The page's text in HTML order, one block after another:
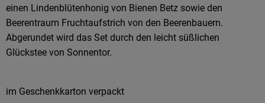
einen Lindenblütenhonig von Bienen Betz sowie den
Beerentraum Fruchtaufstrich von den Beerenbauern.
Abgerundet wird das Set durch den leicht süßlichen
Glückstee von Sonnentor.
im Geschenkkarton verpackt